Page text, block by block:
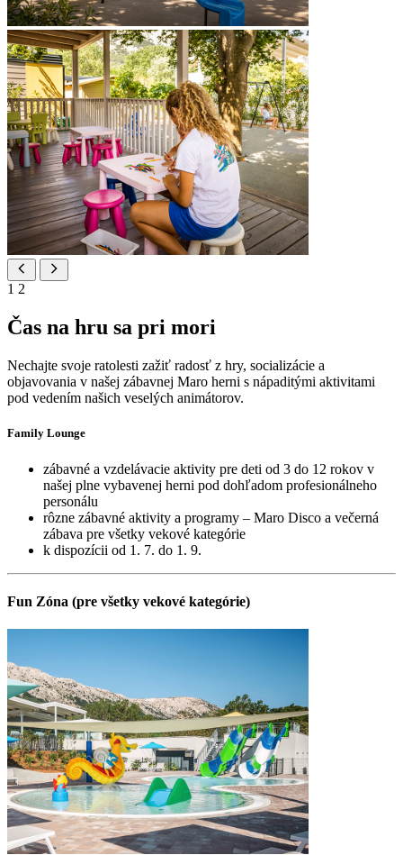
1 2
Čas na hru sa pri mori
Nechajte svoje ratolesti zažiť radosť z hry, socializácie a
objavovania v našej zábavnej Maro herni s nápaditými aktivitami
pod vedením našich veselých animátorov.
Family Lounge
zábavné a vzdelávacie aktivity pre deti od 3 do 12 rokov v
našej plne vybavenej herni pod dohľadom profesionálneho
personálu
rôzne zábavné aktivity a programy – Maro Disco a večerná
zábava pre všetky vekové kategórie
k dispozícii od 1. 7. do 1. 9.
Fun Zóna (pre všetky vekové kategórie)